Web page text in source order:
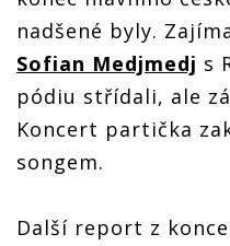
nadšené byly.
Sofian Medjmedj s
pódiu střídali, ale
Koncert partička
songem.
Další report z